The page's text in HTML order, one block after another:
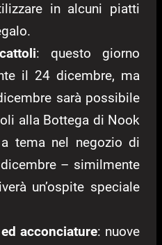
in alcuni piatti
: questo giorno
il 24 dicembre, ma
sarà possibile
alla Bottega di Nook
tema nel negozio di
– similmente
un’ospite speciale
acconciature: nuove